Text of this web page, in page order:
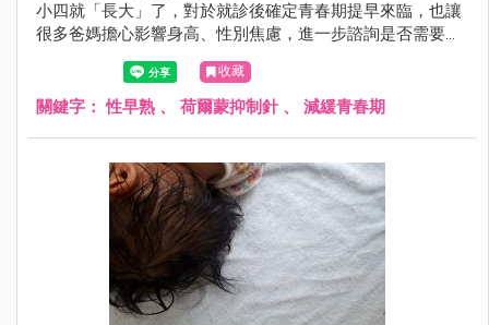
小四就「長大」了，對於就診後確定青春期提早來臨，也讓
很多爸媽擔心影響身高、性別焦慮，進一步諮詢是否需要施
打荷爾蒙抑制針，以下就來說說。
收藏
關鍵字：性早熟 、 荷爾蒙抑制針 、 減緩青春期